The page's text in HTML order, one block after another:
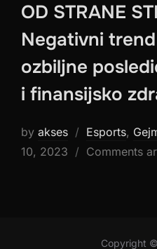
OD STRANE
Negativni
ozbiljne
i finansijsko
by akses Esports,
10, 2023
Comments
Copyright